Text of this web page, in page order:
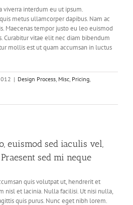
viverra interdum eu ut ipsum.
metus ullamcorper dapibus. Nam ac
Maecenas tempor justo eu leo euismod
Curabitur vitae elit nec diam bibendum
mollis est ut quam accumsan in luctus
| Design Process, Misc, Pricing,
euismod sed iaculis vel,
sed mi neque
quis volutpat ut, hendrerit et
nisl et lacinia. Nulla facilisi. Ut nisi nulla,
quis purus. Nunc eget nibh lorem.